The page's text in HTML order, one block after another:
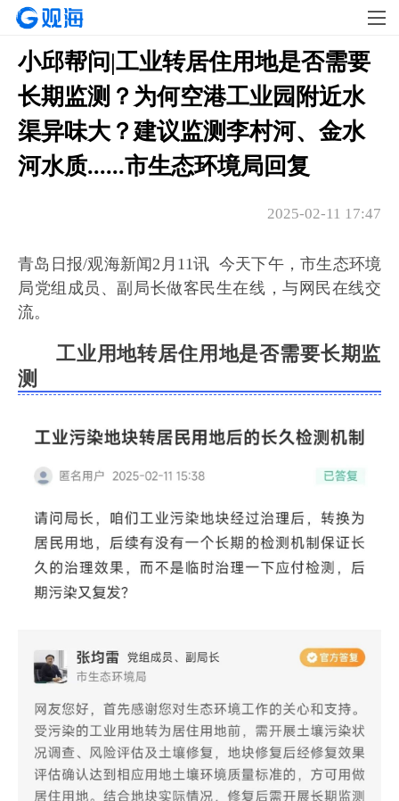
小邱帮问|工业转居住用地是否需要
长期监测​？为何空港工业园附近水
渠异味大​？建议监测李村河、金水
河水质​......市生态环境局回复
2025-02-11 17:47
青岛日报/观海新闻2月11讯 今天下午， 市生态环境
局党组成员、副局长做客民生在线，与网民在线交
流。
工业用地转居住用地是否需要长期监
测